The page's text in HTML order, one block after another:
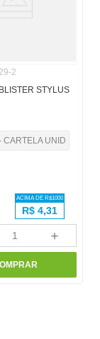
2
STYLUS
CARTELA UNID
ACIMA DE R$1000
R$ 4,31
＋